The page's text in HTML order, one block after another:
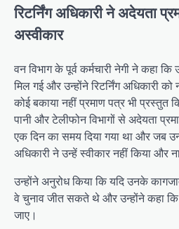
रिटर्निंग अधिकारी ने अदेयता
अस्वीकार
वन विभाग के पूर्व कर्मचारी नेगी ने कहा
मिल गई और उन्होंने रिटर्निंग अधिकारी
कोई बकाया नहीं प्रमाण पत्र भी प्रस्तुत
पानी और टेलीफोन विभागों से अदेयता
एक दिन का समय दिया गया था और जब
अधिकारी ने उन्हें स्वीकार नहीं किया और
उन्होंने अनुरोध किया कि यदि उनके
वे चुनाव जीत सकते थे और उन्होंने कहा कि
जाए।